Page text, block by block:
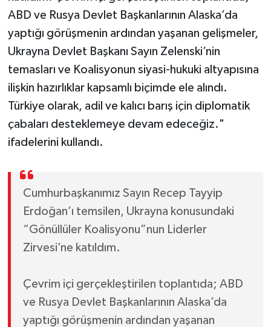
ABD ve Rusya Devlet Başkanlarının Alaska’da
yaptığı görüşmenin ardından yaşanan gelişmeler,
Ukrayna Devlet Başkanı Sayın Zelenski’nin
temasları ve Koalisyonun siyasi-hukuki altyapısına
ilişkin hazırlıklar kapsamlı biçimde ele alındı.
Türkiye olarak, adil ve kalıcı barış için diplomatik
çabaları desteklemeye devam edeceğiz."
ifadelerini kullandı.
Cumhurbaşkanımız Sayın Recep Tayyip
Erdoğan’ı temsilen, Ukrayna konusundaki
“Gönüllüler Koalisyonu”nun Liderler
Zirvesi’ne katıldım.
Çevrim içi gerçekleştirilen toplantıda; ABD
ve Rusya Devlet Başkanlarının Alaska’da
yaptığı görüşmenin ardından yaşanan